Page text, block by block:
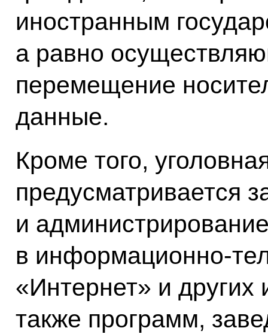
иностранным
а равно
перемещение
данные.
Кроме того,
предусматривается
и
в информационно-
«Интернет» и других
также программ,